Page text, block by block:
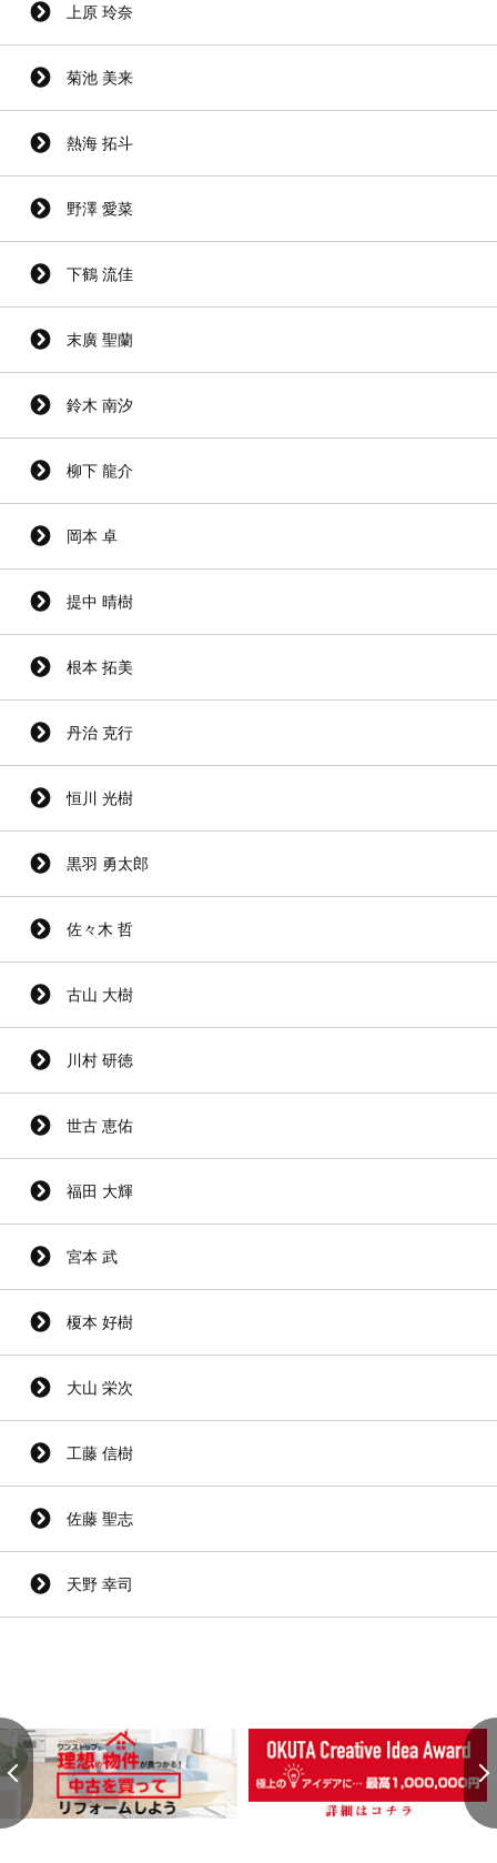
上原 玲奈
菊池 美来
熱海 拓斗
野澤 愛菜
下鶴 流佳
末廣 聖蘭
鈴木 南汐
柳下 龍介
岡本 卓
提中 晴樹
根本 拓美
丹治 克行
恒川 光樹
黒羽 勇太郎
佐々木 哲
古山 大樹
川村 研徳
世古 恵佑
福田 大輝
宮本 武
榎本 好樹
大山 栄次
工藤 信樹
佐藤 聖志
天野 幸司